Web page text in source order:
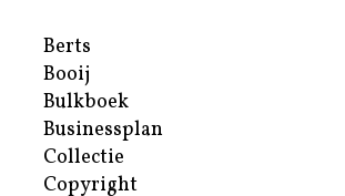
Berts
Booij
Bulkboek
Businessplan
Collectie
Copyright